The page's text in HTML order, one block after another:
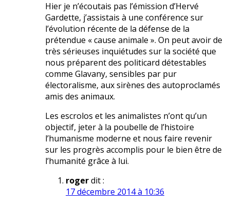
Hier je n’écoutais pas l’émission d’Hervé
Gardette, j’assistais à une conférence sur
l’évolution récente de la défense de la
prétendue « cause animale ». On peut avoir de
très sérieuses inquiétudes sur la société que
nous préparent des politicard détestables
comme Glavany, sensibles par pur
électoralisme, aux sirènes des autoproclamés
amis des animaux.
Les escrolos et les animalistes n’ont qu’un
objectif, jeter à la poubelle de l’histoire
l’humanisme moderne et nous faire revenir
sur les progrès accomplis pour le bien être de
l’humanité grâce à lui.
rogerdit :
17 décembre 2014 à 10:36